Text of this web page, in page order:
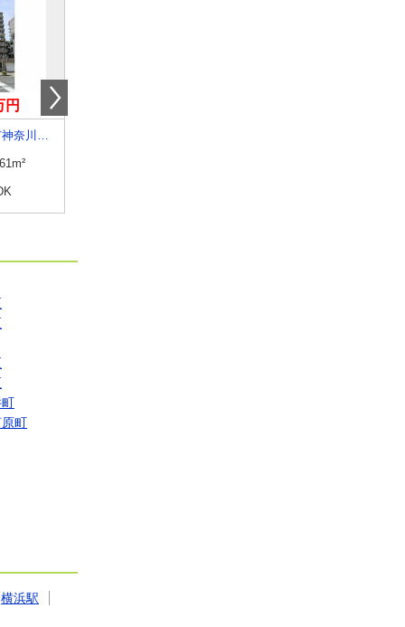
円
神奈川県横浜市神奈川区子安通３丁目
町
横浜駅